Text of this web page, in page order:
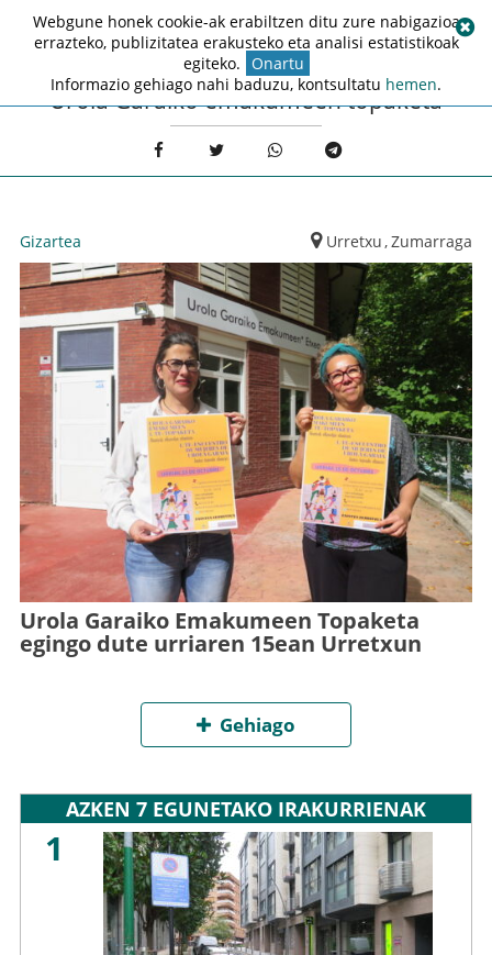
Urola Garaiko emakumeen topaketa
Gizartea Urretxu,Zumarraga
Urola Garaiko Emakumeen Topaketa
egingo dute urriaren 15ean Urretxun
Gehiago
AZKEN 7 EGUNETAKO IRAKURRIENAK
1
Webgune honek cookie-ak erabiltzen ditu zure nabigazioa
errazteko, publizitatea erakusteko eta analisi estatistikoak
egiteko. Onartu
Informazio gehiago nahi baduzu, kontsultatu hemen.